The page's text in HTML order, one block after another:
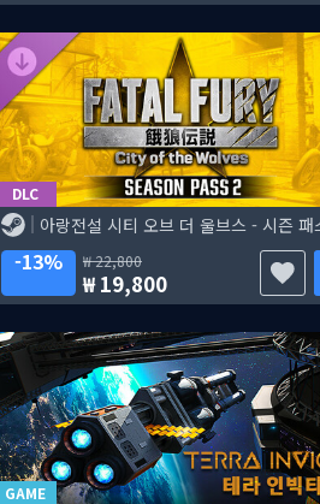
DLC
아랑전설 시티 오브 더 울브스 - 시즌 패
13% 22,800
19,800
GAME